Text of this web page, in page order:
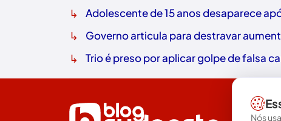
↳ Adolescente de 15 anos desaparece
↳ Governo articula para destravar
↳ Trio é preso por aplicar golpe de falsa
Nós